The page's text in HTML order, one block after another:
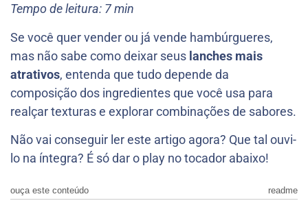
Tempo de leitura: 7 min
Se você quer vender ou já vende hambúrgueres,
mas não sabe como deixar seus lanches mais
atrativos, entenda que tudo depende da
composição dos ingredientes que você usa para
realçar texturas e explorar combinações de sabores.
Não vai conseguir ler este artigo agora? Que tal ouvi-
lo na íntegra? É só dar o play no tocador abaixo!
ouça este conteúdo readme